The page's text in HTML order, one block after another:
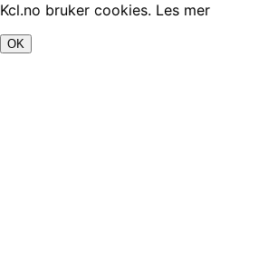
Kcl.no bruker cookies. Les mer
OK